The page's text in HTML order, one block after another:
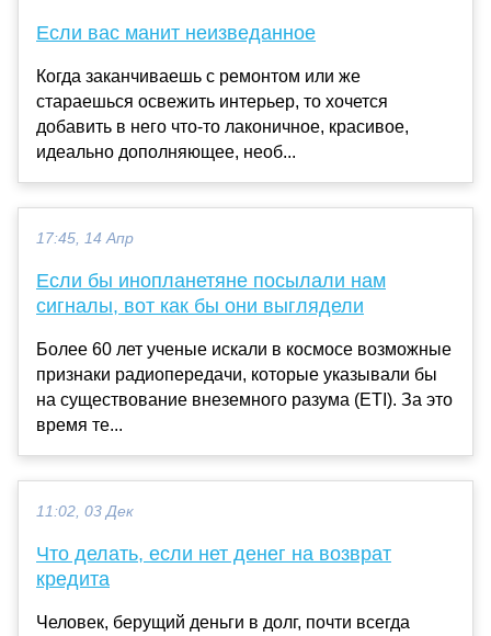
Если вас манит неизведанное
Когда заканчиваешь с ремонтом или же
стараешься освежить интерьер, то хочется
добавить в него что-то лаконичное, красивое,
идеально дополняющее, необ...
17:45, 14 Апр
Если бы инопланетяне посылали нам
сигналы, вот как бы они выглядели
Более 60 лет ученые искали в космосе возможные
признаки радиопередачи, которые указывали бы
на существование внеземного разума (ETI). За это
время те...
11:02, 03 Дек
Что делать, если нет денег на возврат
кредита
Человек, берущий деньги в долг, почти всегда